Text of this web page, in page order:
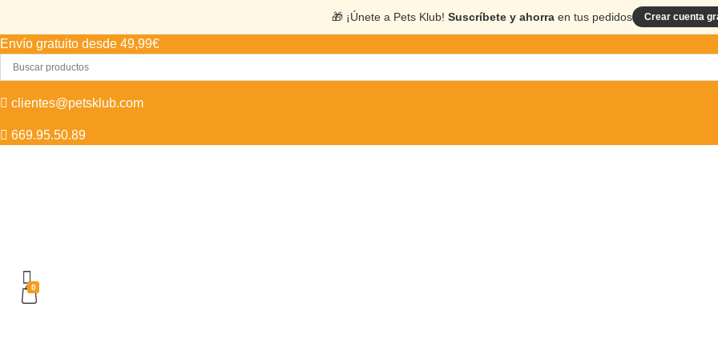
🎁 ¡Únete a Pets Klub! Suscríbete y ahorra en tus pedidos Crear cuenta
Envío gratuito desde 49,99€
clientes@petsklub.com
669.95.50.89
0